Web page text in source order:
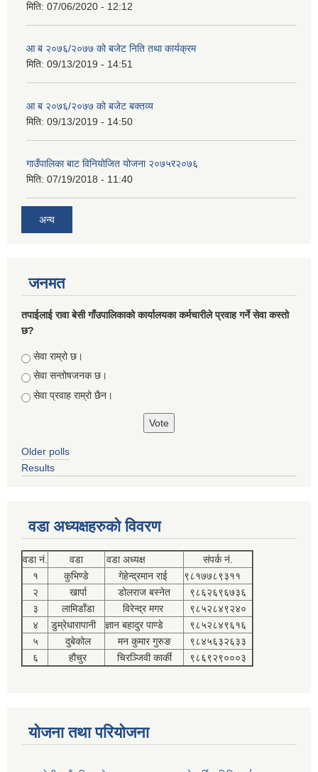
मिति: 07/06/2020 - 12:12
आ ब २०७६/२०७७ को बजेट निति तथा कार्यक्रम
मिति: 09/13/2019 - 14:51
आ ब २०७६/२०७७ को बजेट बक्तव्य
मिति: 09/13/2019 - 14:50
गाउँपालिका बाट विनियोजित योजना २०७५र२०७६
मिति: 07/19/2018 - 11:40
अन्य
जनमत
तपाईलाई रावा बेसी गाँउपालिकाको कार्यालयका कर्मचारीले प्रवाह गर्ने सेवा कस्तो
छ?
Choices
सेवा राम्रो छ।
सेवा सन्तोषजनक छ।
सेवा प्रवाह राम्रो छैन।
Older polls
Results
वडा अध्यक्षहरुको विवरण
वडा नं. वडा वडा अध्यक्ष
संपर्क नं.
१
कुभिण्डे गेहेन्द्रमान राई
९८१७७८९३११
२
खार्पा डोलराज बस्नेत
९८६२६९६७३६
३
लामिडाँडा विरेन्द्र मगर
९८५२८४९२४०
४
डुम्रेधारापानी ज्ञान बहादुर पाण्डे
९८५२८४९६१६
५
दुबेकोल मन कुमार गुरुङ
९८४५६३२६३३
६
हौचुर चिरञ्जिवी कार्की ९८६९२९०००३
योजना तथा परियोजना